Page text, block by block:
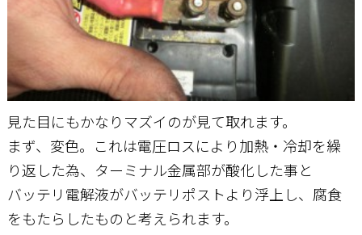
見た目にもかなりマズイのが見て取れます。
まず、変色。これは電圧ロスにより加熱・冷却を繰
り返した為、ターミナル金属部が酸化した事と
バッテリ電解液がバッテリポストより浮上し、腐食
をもたらしたものと考えられます。